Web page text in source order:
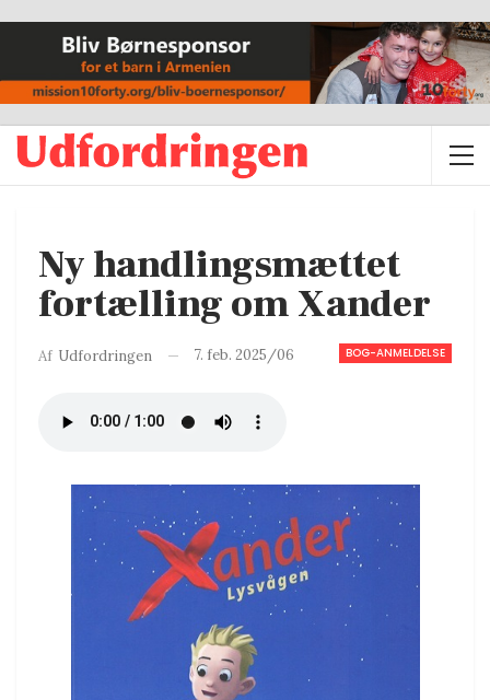
Ny handlingsmættet
fortælling om Xander
BOG-ANMELDELSE
Af Udfordringen 7. feb. 2025/06